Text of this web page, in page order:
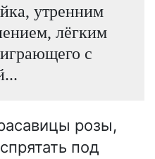
утренним
лёгким
с
розы,
под